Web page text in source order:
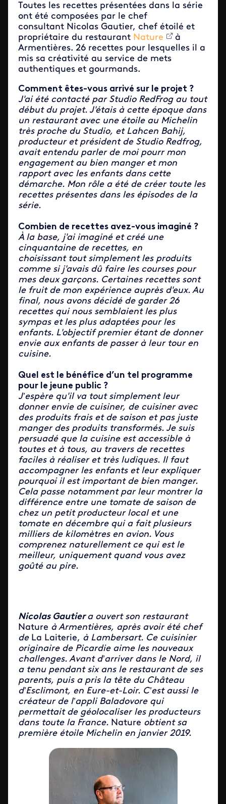
Toutes les recettes présentées dans la série
ont été composées par le chef
consultant Nicolas Gautier, chef étoilé et
propriétaire du restaurant Nature
à
Armentières. 26 recettes pour lesquelles il a
mis sa créativité au service de mets
authentiques et gourmands.
Comment êtes-vous arrivé sur le projet ?
J'ai été contacté par Studio RedFrog au tout
début du projet. J'étais à cette époque dans
un restaurant avec une étoile au Michelin
très proche du Studio, et Lahcen Bahij,
producteur et président de Studio Redfrog,
avait entendu parler de moipourr mon
engagement au bien manger et mon
rapport avec les enfants dans cette
démarche. Mon rôle a été de créer toute les
recettes présentes dans les épisodes de la
série.
Combien de recettes avez-vous imaginé ?
À la base, j'ai imaginé et créé une
cinquantaine de recettes, en
choisissanttout simplement les produits
comme si j'avais dû faire les courses pour
mes deux garçons. Certaines recettes sont
le fruit de mon expérience auprès d'eux. Au
final, nous avons décidé de garder 26
recettes qui nous semblaient les plus
sympas et les plus adaptées pour les
enfants. L'objectif premier étant de donner
envie aux enfants de passer à leur tour en
cuisine.
Quel est le bénéfice d’un tel programme
pour le jeune public ?
J’espère qu'il va tout simplement leur
donner envie de cuisiner, de cuisiner avec
des produits frais et de saison et pas juste
manger des produits transformés. Je suis
persuadé que la cuisine est accessible à
toutes et à tous, au travers de recettes
faciles à réaliser et très ludiques. Il faut
accompagner les enfants et leur expliquer
pourquoi il est important de bien manger.
Cela passe notamment par leur montrer la
différence entre une tomate de saison de
chez un petit producteur local et une
tomate en décembre qui a fait plusieurs
milliers de kilomètres en avion. Vous
comprenez naturellement ce qui est le
meilleur, uniquement quand vous avez
goûté au pire.
Nicolas Gautiera ouvert son restaurant
Nature à Armentières, après avoir été chef
de La Laiterie, à Lambersart. Ce cuisinier
originaire de Picardie aime les nouveaux
challenges. Avant d’arriver dans le Nord, il
a tenu pendant six ans le restaurant de ses
parents, puis a pris la tête du Château
d’Esclimont, en Eure-et-Loir. C’est aussi le
créateur de l’appli Baladovore qui
permettait de géolocaliser les producteurs
dans toute la France. Nature obtient sa
première étoile Michelin en janvier 2019.